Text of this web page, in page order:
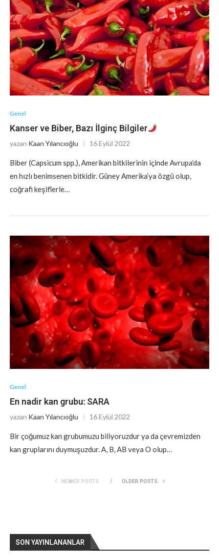
Genel
Kanser ve Biber, Bazı İlginç Bilgiler
yazan Kaan Yılancıoğlu 16 Eylül 2022
Biber (Capsicum spp.), Amerikan bitkilerinin içinde Avrupa’da
en hızlı benimsenen bitkidir. Güney Amerika’ya özgü olup,
coğrafi keşiflerle…
Genel
En nadir kan grubu: SARA
yazan Kaan Yılancıoğlu 16 Eylül 2022
Bir çoğumuz kan grubumuzu biliyoruzdur ya da çevremizden
kan gruplarını duymuşuzdur. A, B, AB veya O olup…
NEWER POSTS OLDER POSTS
SON YAYINLANANLAR